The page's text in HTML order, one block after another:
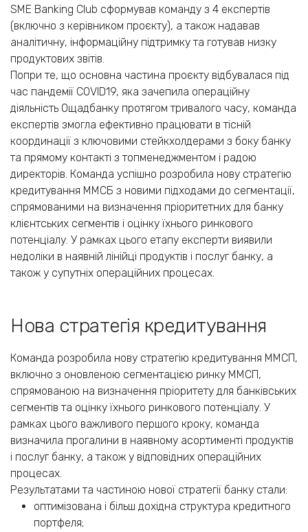
SME Banking Club сформував команду з 4 експертів
(включно з керівником проєкту), а також надавав
аналітичну, інформаційну підтримку та готував низку
продуктових звітів.
Попри те, що основна частина проєкту відбувалася під
час пандемії COVID19, яка зачепила операційну
діяльність Ощадбанку протягом тривалого часу, команда
експертів змогла ефективно працювати в тісній
координації з ключовими стейкхолдерами з боку банку
та прямому контакті з топменеджментом і радою
директорів. Команда успішно розробила нову стратегію
кредитування ММСБ з новими підходами до сегментації,
спрямованими на визначення пріоритетних для банку
клієнтських сегментів і оцінку їхнього ринкового
потенціалу. У рамках цього етапу експерти виявили
недоліки в наявній лінійці продуктів і послуг банку, а
також у супутніх операційних процесах.
Нова стратегія кредитування
Команда розробила нову стратегію кредитування ММСП,
включно з оновленою сегментацією ринку ММСП,
спрямованою на визначення пріоритету для банківських
сегментів та оцінку їхнього ринкового потенціалу. У
рамках цього важливого першого кроку, команда
визначила прогалини в наявному асортименті продуктів
і послуг банку, а також у відповідних операційних
процесах.
Результатами та частиною нової стратегії банку стали:
оптимізована і більш дохідна структура кредитного
портфеля;